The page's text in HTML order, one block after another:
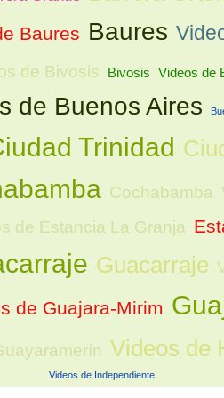
Baures Baures
de Bivosis Bivosis Videos de
de Buenos Aires
Trinidad
Cochabamba
de Estancia La Granja
Guacarraje
de Guajara-Mirim
Videos de
Videos de Independiente